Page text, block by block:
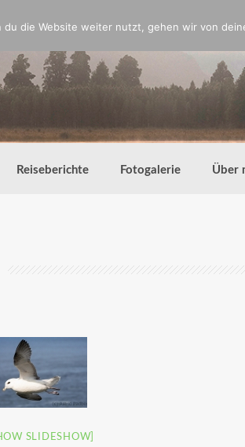
Reiseberichte Fotogalerie Über
SLIDESHOW]
die Website weiter nutzt, gehen wir von